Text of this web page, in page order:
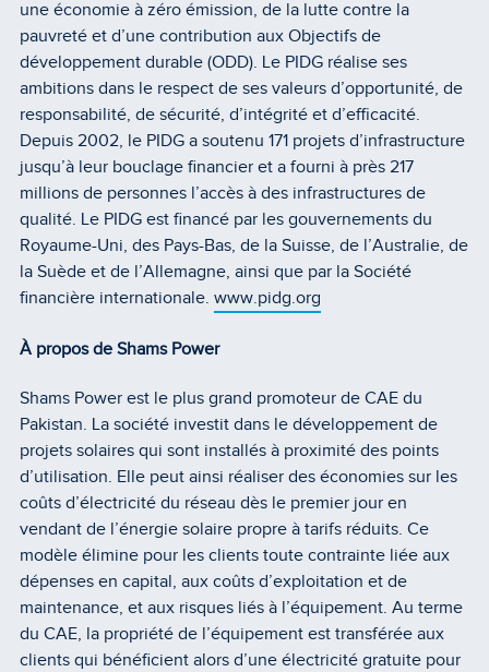
une économie à zéro émission, de la lutte contre la
pauvreté et d’une contribution aux Objectifs de
développement durable (ODD). Le PIDG réalise ses
ambitions dans le respect de ses valeurs d’opportunité, de
responsabilité, de sécurité, d’intégrité et d’efficacité.
Depuis 2002, le PIDG a soutenu 171 projets d’infrastructure
jusqu’à leur bouclage financier et a fourni à près 217
millions de personnes l’accès à des infrastructures de
qualité. Le PIDG est financé par les gouvernements du
Royaume-Uni, des Pays-Bas, de la Suisse, de l’Australie, de
la Suède et de l’Allemagne, ainsi que par la Société
financière internationale. www.pidg.org
À propos de Shams Power
Shams Power est le plus grand promoteur de CAE du
Pakistan. La société investit dans le développement de
projets solaires qui sont installés à proximité des points
d’utilisation. Elle peut ainsi réaliser des économies sur les
coûts d’électricité du réseau dès le premier jour en
vendant de l’énergie solaire propre à tarifs réduits. Ce
modèle élimine pour les clients toute contrainte liée aux
dépenses en capital, aux coûts d’exploitation et de
maintenance, et aux risques liés à l’équipement. Au terme
du CAE, la propriété de l’équipement est transférée aux
clients qui bénéficient alors d’une électricité gratuite pour